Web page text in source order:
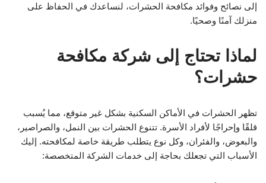
إلى نصائح وفوائد مكافحة الحشرات، لنساعدك في الحفاظ على
منزلك آمنًا وصحيًا.
لماذا تحتاج إلى شركة مكافحة
حشرات؟
تظهر الحشرات في الأماكن السكنية بشكل غير متوقع، مما يُسبب
قلقًا وإحراجًا لأفراد الأسرة. تتنوع الحشرات بين النمل، والصراصير،
والبعوض، والفئران، وكل نوع يتطلب طريقة خاصة لمكافحته. إليك
الأسباب التي تجعلك بحاجة إلى خدمات الشركة المتخصصة: